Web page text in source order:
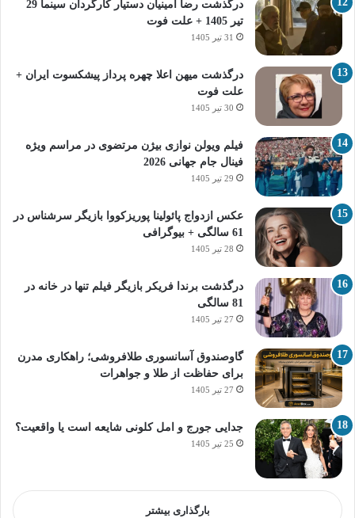
درگذشت رضا امینیان دستیار کارگردان سینما 29
تیر 1405 + علت فوت
31 تیر 1405
درگذشت میهن اعلا چهره پرداز پیشکسوت ایران +
علت فوت
30 تیر 1405
فیلم ویولن نوازی بیژن مرتضوی در مراسم ویژه
فینال جام جهانی 2026
29 تیر 1405
عکس ازدواج پائولینا پوریزکووا بازیگر سرشناس در
61 سالگی + بیوگرافی
28 تیر 1405
درگذشت برندا فریکر بازیگر فیلم تنها در خانه در
81 سالگی
27 تیر 1405
گاوصندوق آسانسوری طلافروشی؛ راهکاری مدرن
برای حفاظت از طلا و جواهرات
27 تیر 1405
جدایی جورج و امل کلونی شایعه است یا واقعیت؟
25 تیر 1405
بارگذاری بیشتر